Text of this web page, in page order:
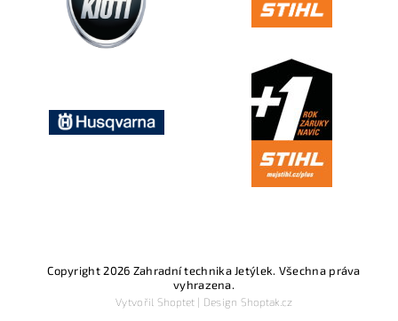
Copyright 2026 Zahradní technika Jetýlek. Všechna práva
vyhrazena.
Vytvořil Shoptet| Design Shoptak.cz